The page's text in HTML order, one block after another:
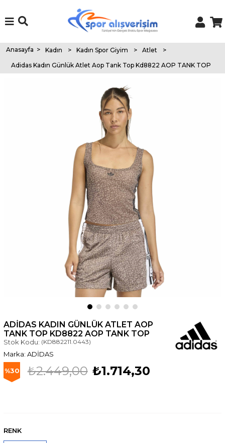
Anasayfa > Kadın > Kadın Spor Giyim > Atlet
>
Adidas Kadın Günlük Atlet Aop Tank Top Kd8822 AOP TANK TOP
ADIDAS KADIN GÜNLÜK ATLET AOP
TANK TOP KD8822 AOP TANK TOP
Stok Kodu: (KD882211.0443)
ADİDAS
30 ₺2.449,00 ₺1.714,30
RENK